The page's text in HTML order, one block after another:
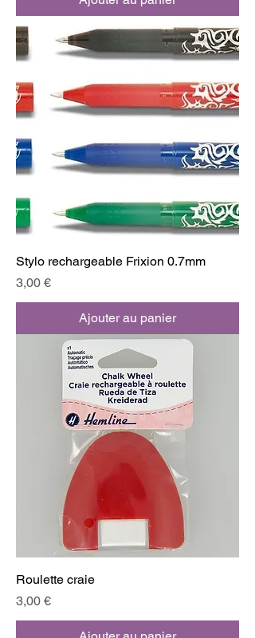
Stylo rechargeable Frixion 0.7mm
Prix
3,00 €
Ajouter au panier
Roulette craie
Prix
3,00 €